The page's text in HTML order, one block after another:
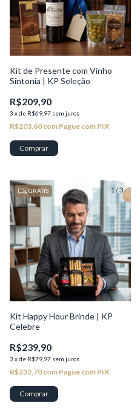
Kit de Presente com Vinho
Sintonia | KP Seleção
R$209,90
3 xde R$69,97 sem juros
R$203,60com Pague com PIX
1/3
GRÁTIS
Kit Happy Hour Brinde | KP
Celebre
R$239,90
3 xde R$79,97 sem juros
R$232,70com Pague com PIX